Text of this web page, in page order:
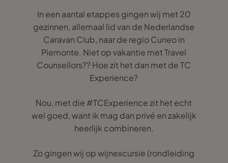
In een aantal etappes gingen wij met 20
gezinnen, allemaal lid van de Nederlandse
Caravan Club, naar de regio Cuneo in
Piemonte. Niet op vakantie met Travel
Counsellors?? Hoe zit het dan met de TC
Experience?
Nou, met die #TCExperience zit het echt
wel goed, want ik mag dan privé en zakelijk
heerlijk combineren.
Zo gingen wij op wijnexcursie (rondleiding